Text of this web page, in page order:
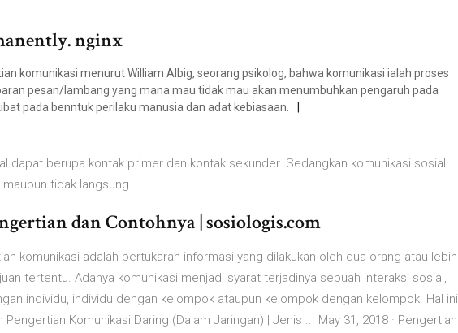
nginx
komunikasi menurut William Albig, seorang psikolog, bahwa komunikasi ialah proses
pesan/lambang yang mana mau tidak mau akan menumbuhkan pengaruh pada
pada benntuk perilaku manusia dan adat kebiasaan.
dapat berupa kontak primer dan kontak sekunder. Sedangkan komunikasi sosial
tidak langsung.
dan Contohnya | sosiologis.com
komunikasi adalah pertukaran informasi yang dilakukan oleh dua orang atau lebih
tertentu. Adanya komunikasi menjadi syarat terjadinya sebuah interaksi sosial,
individu, individu dengan kelompok ataupun kelompok dengan kelompok. Hal ini
Komunikasi Daring (Dalam Jaringan) | Jenis ... May 31, 2018 · Pengertian